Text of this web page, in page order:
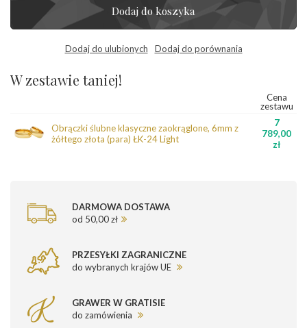
Dodaj do koszyka
Dodaj do ulubionych Dodaj do porównania
W zestawie taniej!
Cena
zestawu
Obrączki ślubne klasyczne zaokrąglone, 6mm z
żółtego złota (para) ŁK-24 Light
7
789,00
zł
DARMOWA DOSTAWA
od 50,00 zł
PRZESYŁKI ZAGRANICZNE
do wybranych krajów UE
GRAWER W GRATISIE
do zamówienia